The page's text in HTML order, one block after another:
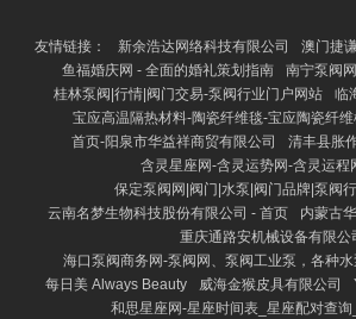
友情链接： 新余浩达网络科技有限公司
澳门捷
鱼福婚庆网 - 全面的婚礼策划指南
南宁泵阀
桂林泵阀|行情|阀门交易-泵阀行业门户网站
临
宝应高温隔热材料-陶瓷纤维毯-宝应陶瓷纤
首页-阳泉市华益祥商贸有限公司
清丰县胀
含灵星座网-含灵运势网-含灵运程
保定泵阀网|阀门|水泵|阀门品牌|泵阀
云南名梦生物科技股份有限公司 - 首页
内蒙古
重庆通路安机械设备有限公
海口泵阀商务网-泵阀网、泵阀工业泵，各种
每日美 Always Beauty
威海金猴皮具有限公司
和思星座网-星座时间表_星座配对查询